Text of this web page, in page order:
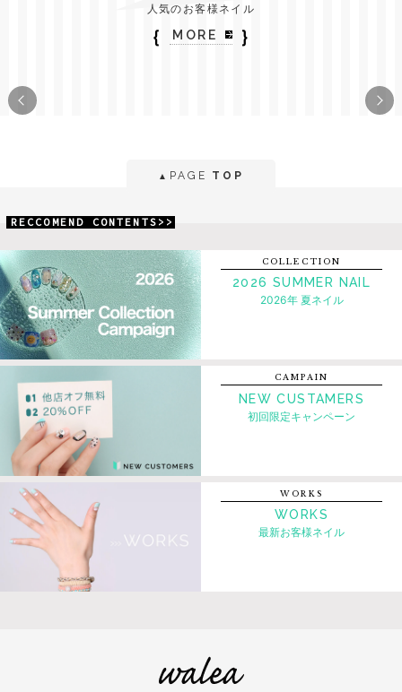
人気のお客様ネイル
｛ MORE ｝
▲ PAGE TOP
RECCOMEND CONTENTS>>
COLLECTION
2026 SUMMER NAIL
2026年 夏ネイル
CAMPAIN
NEW CUSTAMERS
初回限定キャンペーン
WORKS
WORKS
最新お客様ネイル